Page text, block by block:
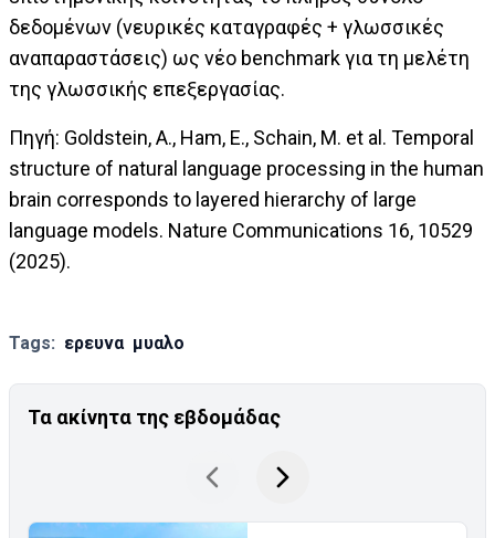
δεδομένων (νευρικές καταγραφές + γλωσσικές
αναπαραστάσεις) ως νέο benchmark για τη μελέτη
της γλωσσικής επεξεργασίας.
Πηγή: Goldstein, A., Ham, E., Schain, M. et al. Temporal
structure of natural language processing in the human
brain corresponds to layered hierarchy of large
language models. Nature Communications 16, 10529
(2025).
Tags: ερευνα μυαλο
Τα ακίνητα της εβδομάδας